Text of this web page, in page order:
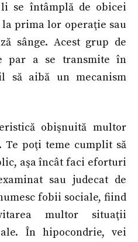
se întâmplă de obicei
prima lor operaţie sau
sânge. Acest grup de
par a se transmite în
să aibă un mecanism
obişnuită multor
poţi teme cumplit să
aşa încât faci eforturi
sau judecat de
fobii sociale, fiind
multor situaţii
În hipocondrie, vei